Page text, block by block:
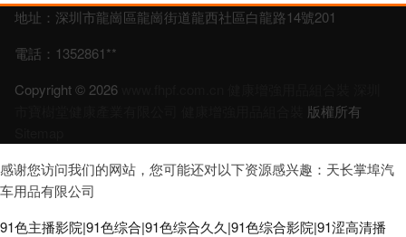
地址：深圳市龍崗區龍崗街道龍西社區白龍路14號201
電話：1352861**
Copyright © 2026
版權所有
感谢您访问我们的网站，您可能还对以下资源感兴趣：天长掌埠汽
车用品有限公司
91色主播影院|91色综合|91色综合久久|91色综合影院|91涩高清播